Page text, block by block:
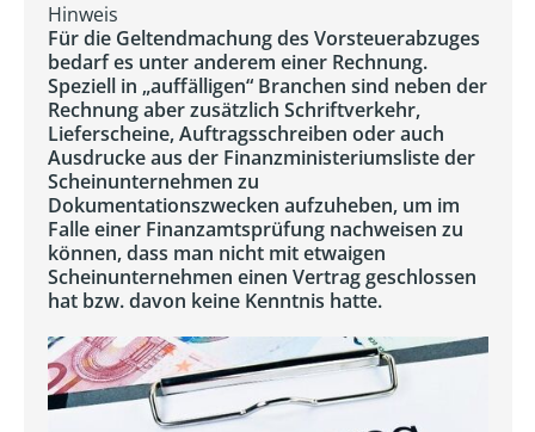
Hinweis
Für die Geltendmachung des Vorsteuerabzuges
bedarf es unter anderem einer Rechnung.
Speziell in „auffälligen“ Branchen sind neben der
Rechnung aber zusätzlich Schriftverkehr,
Lieferscheine, Auftragsschreiben oder auch
Ausdrucke aus der Finanzministeriumsliste der
Scheinunternehmen zu
Dokumentationszwecken aufzuheben, um im
Falle einer Finanzamtsprüfung nachweisen zu
können, dass man nicht mit etwaigen
Scheinunternehmen einen Vertrag geschlossen
hat bzw. davon keine Kenntnis hatte.